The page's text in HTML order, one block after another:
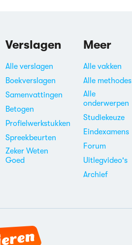
Verslagen
Alle verslagen
Boekverslagen
Samenvattingen
Betogen
Profielwerkstukken
Spreekbeurten
Zeker Weten
Goed
Meer
Alle vakken
Alle methodes
Alle
onderwerpen
Studiekeuze
Eindexamens
Forum
Uitlegvideo's
Archief